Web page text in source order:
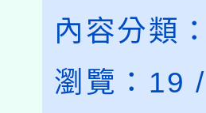
內容分類：
瀏覽： 19 /